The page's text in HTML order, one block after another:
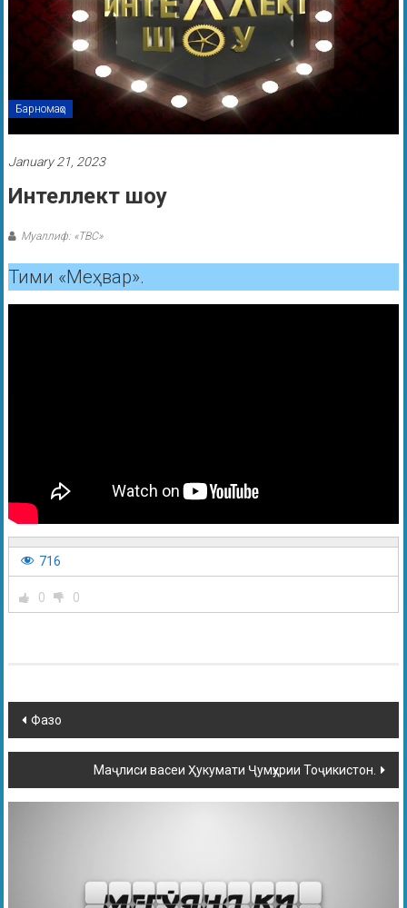
Барномаҳо
January 21, 2023
Интеллект шоу
Муаллиф: «ТВС»
Тими «Меҳвар».
716
0 0
Фазо
Маҷлиси васеи Ҳукумати Ҷумҳурии Тоҷикистон.